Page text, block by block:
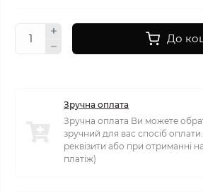
До
Зручна оплата
Зручна оплата Ви можете
зручний для вас спосіб
реквізити або при отриманні
платіж)